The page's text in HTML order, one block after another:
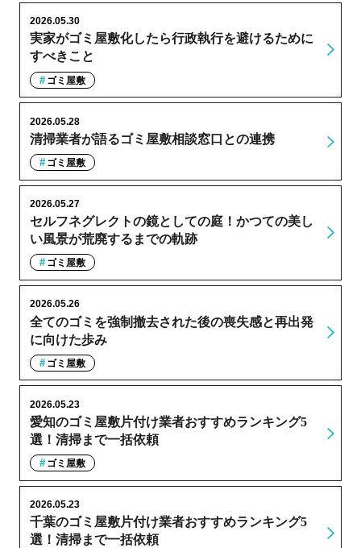
実家がゴミ屋敷化したら行政執行を避けるために
すべきこと
2026.05.30
ゴミ屋敷
清掃業者が語るゴミ屋敷相談窓口との連携
2026.05.28
ゴミ屋敷
セルフネグレクトの鏡としての庭！かつての美し
い風景が荒廃するまでの軌跡
2026.05.27
ゴミ屋敷
全てのゴミを強制撤去された後の喪失感と再出発
に向けた歩み
2026.05.26
ゴミ屋敷
愛知のゴミ屋敷片付け業者おすすめランキング5
選！清掃まで一括依頼
2026.05.23
ゴミ屋敷
千葉のゴミ屋敷片付け業者おすすめランキング5
選！清掃まで一括依頼
2026.05.23